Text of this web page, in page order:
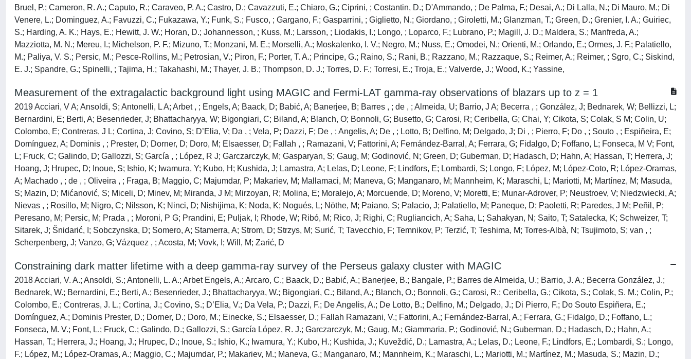
Bruel, P.; Cameron, R. A.; Caputo, R.; Caraveo, P. A.; Castro, D.; Cavazzuti, E.; Chiaro, G.; Ciprini, ; Costantin, D.; D'Ammando, ; De Palma, F.; Desai, A.; Di Lalla, N.; Di Mauro, M.; Di
Venere, L.; Dominguez, A.; Favuzzi, C.; Fukazawa, Y.; Funk, S.; Fusco, ; Gargano, F.; Gasparrini, ; Giglietto, N.; Giordano, ; Giroletti, M.; Glanzman, T.; Green, D.; Grenier, I. A.; Guiriec,
S.; Harding, A. K.; Hays, E.; Hewitt, J. W.; Horan, D.; Johannesson, ; Kuss, M.; Larsson, ; Liodakis, I.; Longo, ; Loparco, F.; Lubrano, P.; Magill, J. D.; Maldera, S.; Manfreda, A.;
Mazziotta, M. N.; Mereu, I.; Michelson, P. F.; Mizuno, T.; Monzani, M. E.; Morselli, A.; Moskalenko, I. V.; Negro, M.; Nuss, E.; Omodei, N.; Orienti, M.; Orlando, E.; Ormes, J. F.; Palatiello,
M.; Paliya, V. S.; Persic, M.; Pesce-Rollins, M.; Petrosian, V.; Piron, F.; Porter, T. A.; Principe, G.; Raino, S.; Rani, B.; Razzano, M.; Razzaque, S.; Reimer, A.; Reimer, ; Sgro, C.; Siskind,
E. J.; Spandre, G.; Spinelli, ; Tajima, H.; Takahashi, M.; Thayer, J. B.; Thompson, D. J.; Torres, D. F.; Torresi, E.; Troja, E.; Valverde, J.; Wood, K.; Yassine,
Measurement of the extragalactic background light using MAGIC and Fermi-LAT gamma-ray observations of blazars up to z = 1
2019 Acciari, V A; Ansoldi, S; Antonelli, L A; Arbet , ; Engels, A; Baack, D; Babić, A; Banerjee, B; Barres , ; de , ; Almeida, U; Barrio, J A; Becerra , ; González, J; Bednarek, W; Bellizzi, L;
Bernardini, E; Berti, A; Besenrieder, J; Bhattacharyya, W; Bigongiari, C; Biland, A; Blanch, O; Bonnoli, G; Busetto, G; Carosi, R; Ceribella, G; Chai, Y; Cikota, S; Colak, S M; Colin, U;
Colombo, E; Contreras, J L; Cortina, J; Covino, S; D’Elia, V; Da , ; Vela, P; Dazzi, F; De , ; Angelis, A; De , ; Lotto, B; Delfino, M; Delgado, J; Di , ; Pierro, F; Do , ; Souto , ; Espiñeira, E;
Domínguez, A; Dominis , ; Prester, D; Dorner, D; Doro, M; Elsaesser, D; Fallah , ; Ramazani, V; Fattorini, A; Fernández-Barral, A; Ferrara, G; Fidalgo, D; Foffano, L; Fonseca, M V; Font,
L; Fruck, C; Galindo, D; Gallozzi, S; García , ; López, R J; Garczarczyk, M; Gasparyan, S; Gaug, M; Godinović, N; Green, D; Guberman, D; Hadasch, D; Hahn, A; Hassan, T; Herrera, J;
Hoang, J; Hrupec, D; Inoue, S; Ishio, K; Iwamura, Y; Kubo, H; Kushida, J; Lamastra, A; Lelas, D; Leone, F; Lindfors, E; Lombardi, S; Longo, F; López, M; López-Coto, R; López-Oramas,
A; Machado , ; de , ; Oliveira , ; Fraga, B; Maggio, C; Majumdar, P; Makariev, M; Mallamaci, M; Maneva, G; Manganaro, M; Mannheim, K; Maraschi, L; Mariotti, M; Martínez, M; Masuda,
S; Mazin, D; Mićanović, S; Miceli, D; Minev, M; Miranda, J M; Mirzoyan, R; Molina, E; Moralejo, A; Morcuende, D; Moreno, V; Moretti, E; Munar-Adrover, P; Neustroev, V; Niedzwiecki, A;
Nievas , ; Rosillo, M; Nigro, C; Nilsson, K; Ninci, D; Nishijima, K; Noda, K; Nogués, L; Nöthe, M; Paiano, S; Palacio, J; Palatiello, M; Paneque, D; Paoletti, R; Paredes, J M; Peñil, P;
Peresano, M; Persic, M; Prada , ; Moroni, P G; Prandini, E; Puljak, I; Rhode, W; Ribó, M; Rico, J; Righi, C; Rugliancich, A; Saha, L; Sahakyan, N; Saito, T; Satalecka, K; Schweizer, T;
Sitarek, J; Šnidarić, I; Sobczynska, D; Somero, A; Stamerra, A; Strom, D; Strzys, M; Surić, T; Tavecchio, F; Temnikov, P; Terzić, T; Teshima, M; Torres-Albà, N; Tsujimoto, S; van , ;
Scherpenberg, J; Vanzo, G; Vázquez , ; Acosta, M; Vovk, I; Will, M; Zarić, D
Constraining dark matter lifetime with a deep gamma-ray survey of the Perseus galaxy cluster with MAGIC
2018 Acciari, V. A.; Ansoldi, S.; Antonelli, L. A.; Arbet Engels, A.; Arcaro, C.; Baack, D.; Babić, A.; Banerjee, B.; Bangale, P.; Barres de Almeida, U.; Barrio, J. A.; Becerra González, J.;
Bednarek, W.; Bernardini, E.; Berti, A.; Besenrieder, J.; Bhattacharyya, W.; Bigongiari, C.; Biland, A.; Blanch, O.; Bonnoli, G.; Carosi, R.; Ceribella, G.; Cikota, S.; Colak, S. M.; Colin, P.;
Colombo, E.; Contreras, J. L.; Cortina, J.; Covino, S.; D’Elia, V.; Da Vela, P.; Dazzi, F.; De Angelis, A.; De Lotto, B.; Delfino, M.; Delgado, J.; Di Pierro, F.; Do Souto Espiñera, E.;
Domínguez, A.; Dominis Prester, D.; Dorner, D.; Doro, M.; Einecke, S.; Elsaesser, D.; Fallah Ramazani, V.; Fattorini, A.; Fernández-Barral, A.; Ferrara, G.; Fidalgo, D.; Foffano, L.;
Fonseca, M. V.; Font, L.; Fruck, C.; Galindo, D.; Gallozzi, S.; García López, R. J.; Garczarczyk, M.; Gaug, M.; Giammaria, P.; Godinović, N.; Guberman, D.; Hadasch, D.; Hahn, A.;
Hassan, T.; Herrera, J.; Hoang, J.; Hrupec, D.; Inoue, S.; Ishio, K.; Iwamura, Y.; Kubo, H.; Kushida, J.; Kuveždić, D.; Lamastra, A.; Lelas, D.; Leone, F.; Lindfors, E.; Lombardi, S.; Longo,
F.; López, M.; López-Oramas, A.; Maggio, C.; Majumdar, P.; Makariev, M.; Maneva, G.; Manganaro, M.; Mannheim, K.; Maraschi, L.; Mariotti, M.; Martínez, M.; Masuda, S.; Mazin, D.;